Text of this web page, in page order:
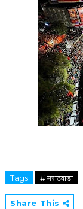
Tags # मराठवाडा
Share This